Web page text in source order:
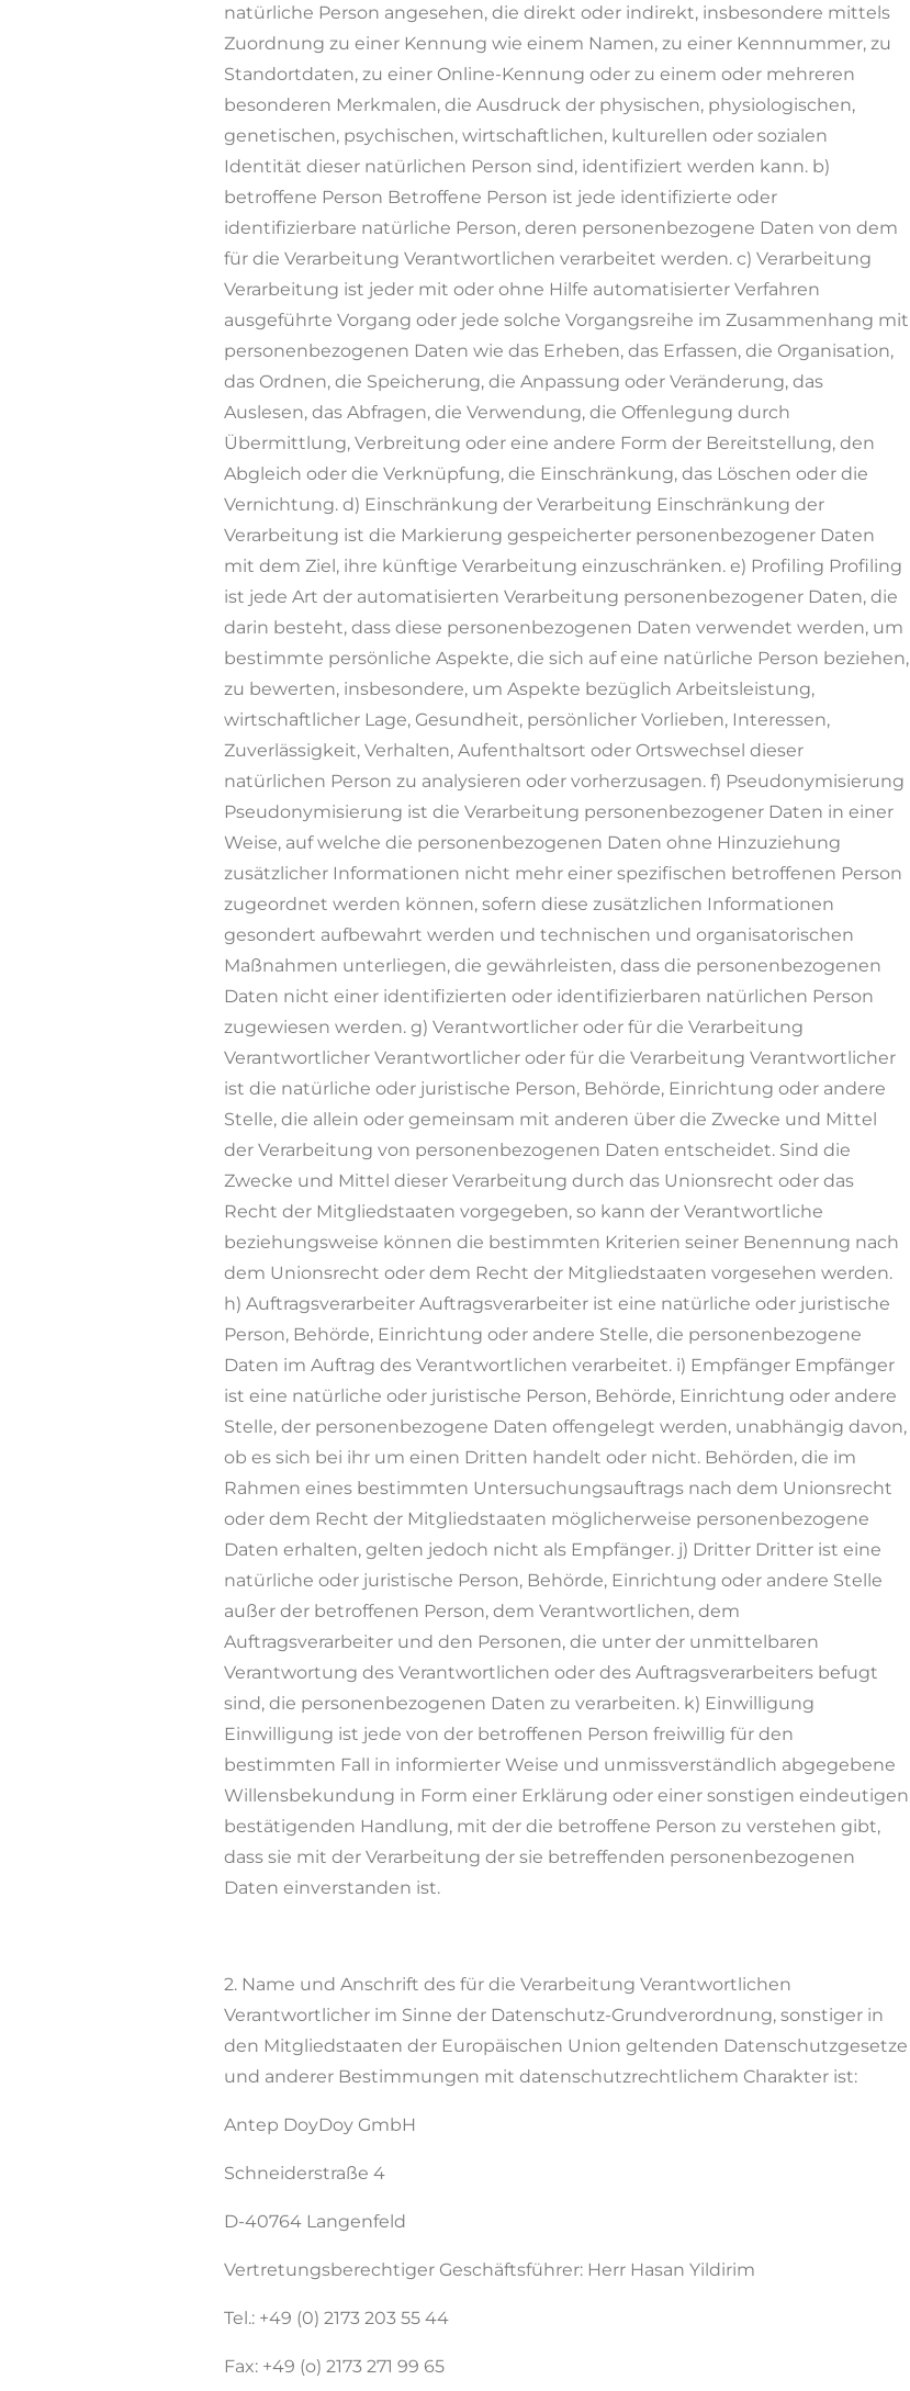
natürliche Person angesehen, die direkt oder indirekt, insbesondere mittels
Zuordnung zu einer Kennung wie einem Namen, zu einer Kennnummer, zu
Standortdaten, zu einer Online-Kennung oder zu einem oder mehreren
besonderen Merkmalen, die Ausdruck der physischen, physiologischen,
genetischen, psychischen, wirtschaftlichen, kulturellen oder sozialen
Identität dieser natürlichen Person sind, identifiziert werden kann. b)
betroffene Person Betroffene Person ist jede identifizierte oder
identifizierbare natürliche Person, deren personenbezogene Daten von dem
für die Verarbeitung Verantwortlichen verarbeitet werden. c) Verarbeitung
Verarbeitung ist jeder mit oder ohne Hilfe automatisierter Verfahren
ausgeführte Vorgang oder jede solche Vorgangsreihe im Zusammenhang mit
personenbezogenen Daten wie das Erheben, das Erfassen, die Organisation,
das Ordnen, die Speicherung, die Anpassung oder Veränderung, das
Auslesen, das Abfragen, die Verwendung, die Offenlegung durch
Übermittlung, Verbreitung oder eine andere Form der Bereitstellung, den
Abgleich oder die Verknüpfung, die Einschränkung, das Löschen oder die
Vernichtung. d) Einschränkung der Verarbeitung Einschränkung der
Verarbeitung ist die Markierung gespeicherter personenbezogener Daten
mit dem Ziel, ihre künftige Verarbeitung einzuschränken. e) Profiling Profiling
ist jede Art der automatisierten Verarbeitung personenbezogener Daten, die
darin besteht, dass diese personenbezogenen Daten verwendet werden, um
bestimmte persönliche Aspekte, die sich auf eine natürliche Person beziehen,
zu bewerten, insbesondere, um Aspekte bezüglich Arbeitsleistung,
wirtschaftlicher Lage, Gesundheit, persönlicher Vorlieben, Interessen,
Zuverlässigkeit, Verhalten, Aufenthaltsort oder Ortswechsel dieser
natürlichen Person zu analysieren oder vorherzusagen. f) Pseudonymisierung
Pseudonymisierung ist die Verarbeitung personenbezogener Daten in einer
Weise, auf welche die personenbezogenen Daten ohne Hinzuziehung
zusätzlicher Informationen nicht mehr einer spezifischen betroffenen Person
zugeordnet werden können, sofern diese zusätzlichen Informationen
gesondert aufbewahrt werden und technischen und organisatorischen
Maßnahmen unterliegen, die gewährleisten, dass die personenbezogenen
Daten nicht einer identifizierten oder identifizierbaren natürlichen Person
zugewiesen werden. g) Verantwortlicher oder für die Verarbeitung
Verantwortlicher Verantwortlicher oder für die Verarbeitung Verantwortlicher
ist die natürliche oder juristische Person, Behörde, Einrichtung oder andere
Stelle, die allein oder gemeinsam mit anderen über die Zwecke und Mittel
der Verarbeitung von personenbezogenen Daten entscheidet. Sind die
Zwecke und Mittel dieser Verarbeitung durch das Unionsrecht oder das
Recht der Mitgliedstaaten vorgegeben, so kann der Verantwortliche
beziehungsweise können die bestimmten Kriterien seiner Benennung nach
dem Unionsrecht oder dem Recht der Mitgliedstaaten vorgesehen werden.
h) Auftragsverarbeiter Auftragsverarbeiter ist eine natürliche oder juristische
Person, Behörde, Einrichtung oder andere Stelle, die personenbezogene
Daten im Auftrag des Verantwortlichen verarbeitet. i) Empfänger Empfänger
ist eine natürliche oder juristische Person, Behörde, Einrichtung oder andere
Stelle, der personenbezogene Daten offengelegt werden, unabhängig davon,
ob es sich bei ihr um einen Dritten handelt oder nicht. Behörden, die im
Rahmen eines bestimmten Untersuchungsauftrags nach dem Unionsrecht
oder dem Recht der Mitgliedstaaten möglicherweise personenbezogene
Daten erhalten, gelten jedoch nicht als Empfänger. j) Dritter Dritter ist eine
natürliche oder juristische Person, Behörde, Einrichtung oder andere Stelle
außer der betroffenen Person, dem Verantwortlichen, dem
Auftragsverarbeiter und den Personen, die unter der unmittelbaren
Verantwortung des Verantwortlichen oder des Auftragsverarbeiters befugt
sind, die personenbezogenen Daten zu verarbeiten. k) Einwilligung
Einwilligung ist jede von der betroffenen Person freiwillig für den
bestimmten Fall in informierter Weise und unmissverständlich abgegebene
Willensbekundung in Form einer Erklärung oder einer sonstigen eindeutigen
bestätigenden Handlung, mit der die betroffene Person zu verstehen gibt,
dass sie mit der Verarbeitung der sie betreffenden personenbezogenen
Daten einverstanden ist.
2. Name und Anschrift des für die Verarbeitung Verantwortlichen
Verantwortlicher im Sinne der Datenschutz-Grundverordnung, sonstiger in
den Mitgliedstaaten der Europäischen Union geltenden Datenschutzgesetze
und anderer Bestimmungen mit datenschutzrechtlichem Charakter ist:
Antep DoyDoy GmbH
Schneiderstraße 4
D-40764 Langenfeld
Vertretungsberechtiger Geschäftsführer: Herr Hasan Yildirim
Tel.: +49 (0) 2173 203 55 44
Fax: +49 (o) 2173 271 99 65